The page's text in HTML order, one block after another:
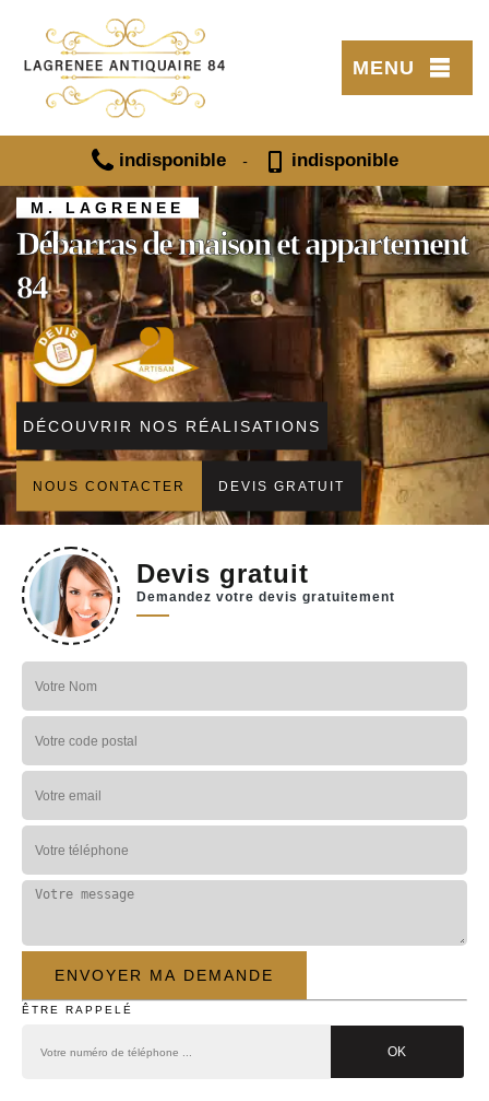
MENU
indisponible - indisponible
M. LAGRENEE
Débarras de maison et appartement
84
DÉCOUVRIR NOS RÉALISATIONS
NOUS CONTACTER DEVIS GRATUIT
Devis gratuit
Demandez votre devis gratuitement
ÊTRE RAPPELÉ